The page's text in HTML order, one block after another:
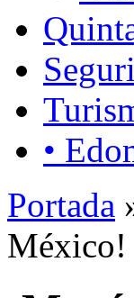
•
Portada
México!